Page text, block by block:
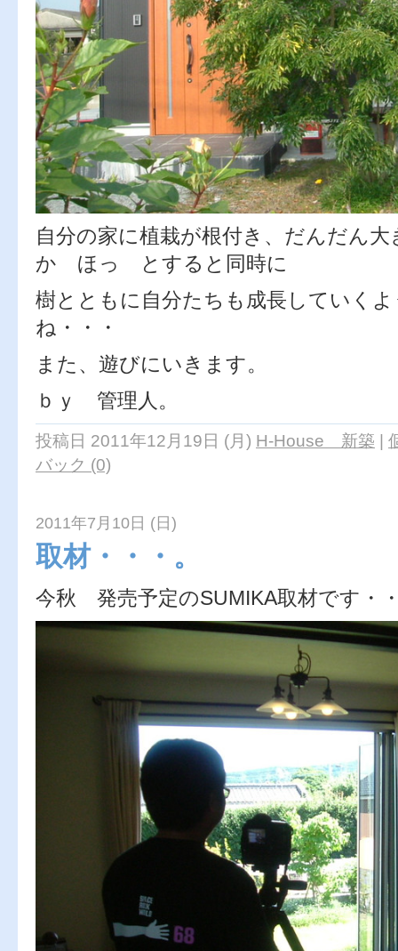
自分の家に植栽が根付き、だんだん
か ほっ とすると同時に
樹とともに自分たちも成長していく
ね・・・
また、遊びにいきます。
ｂｙ 管理人。
投稿日 2011年12月19日 (月) H-House 新築 |
バック (0)
2011年7月10日 (日)
取材・・・。
今秋 発売予定のSUMIKA取材です・